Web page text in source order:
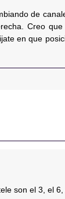
de
Creo
en que
son el 3, el 6,